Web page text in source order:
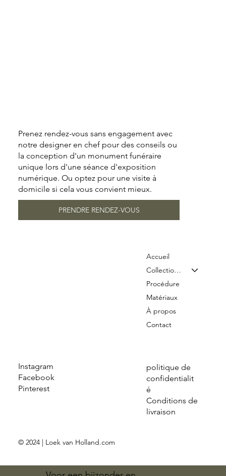
Instagram
Facebook
Pinterest
politique de
confidentialit
é
Conditions de
livraison
Accueil
Collection & Tarifs
Procédure
Matériaux
À propos
Contact
© 2024 | Loek van Holland.com
Prenez rendez-vous sans engagement avec
notre designer en chef pour des conseils ou
la conception d'un monument funéraire
unique lors d'une séance d'exposition
numérique. Ou optez pour une visite à
domicile si cela vous convient mieux.
PRENDRE RENDEZ-VOUS